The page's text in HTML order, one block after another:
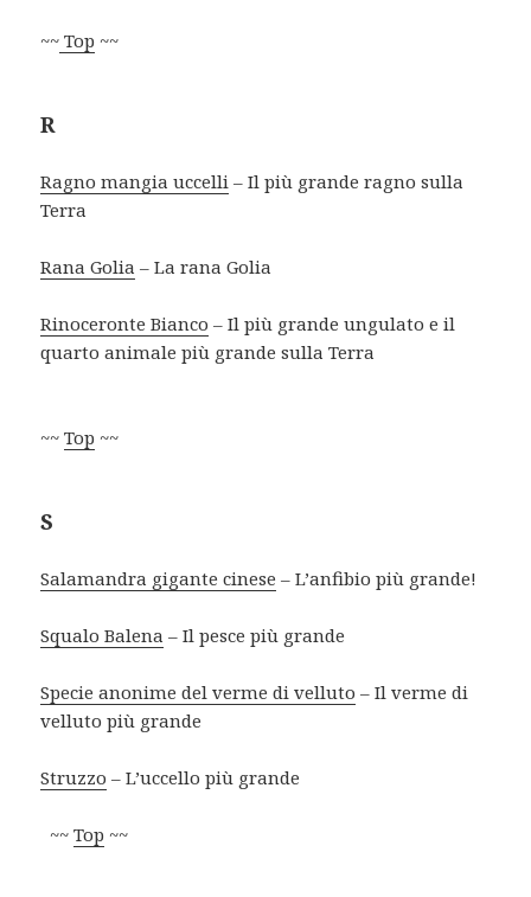
~~ Top ~~
R
Ragno mangia uccelli – Il più grande ragno sulla
Terra
Rana Golia – La rana Golia
Rinoceronte Bianco – Il più grande ungulato e il
quarto animale più grande sulla Terra
~~Top ~~
S
Salamandra gigante cinese – L’anfibio più grande!
Squalo Balena – Il pesce più grande
Specie anonime del verme di velluto – Il verme di
velluto più grande
Struzzo – L’uccello più grande
~~Top ~~